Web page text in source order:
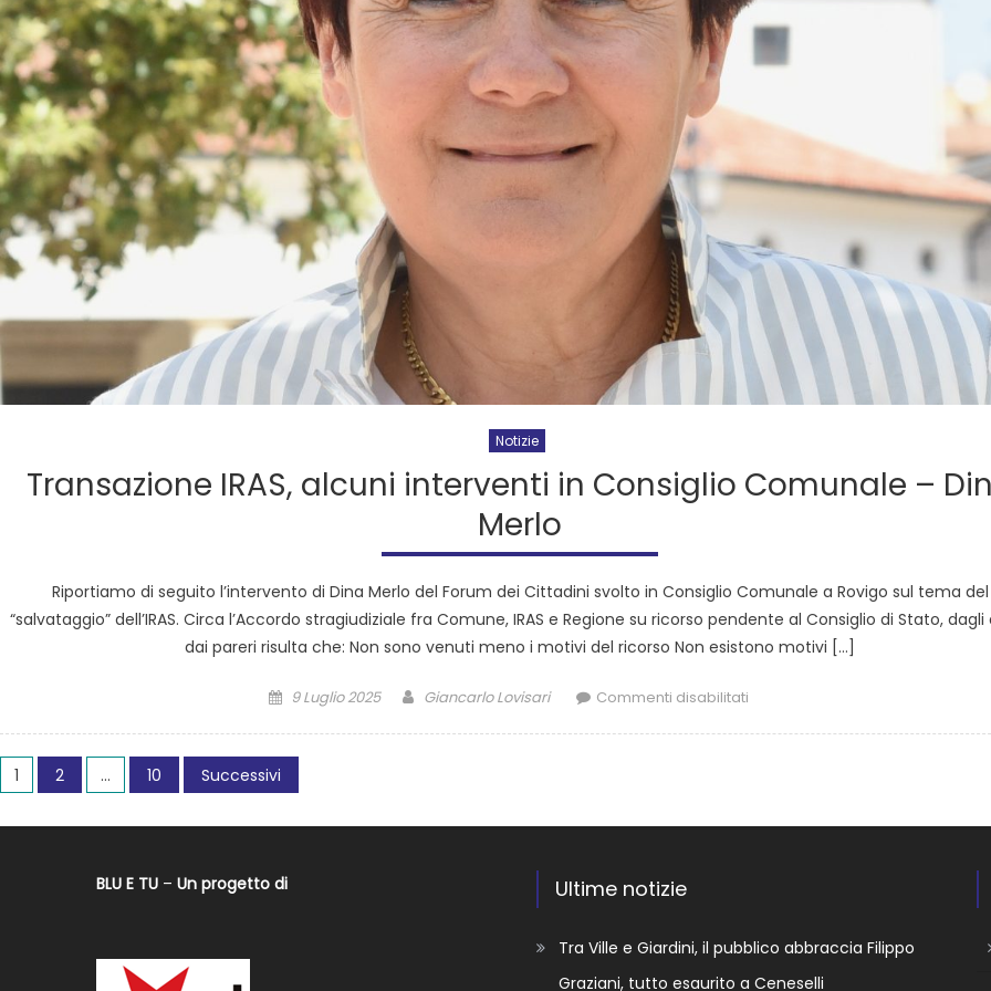
Notizie
Transazione IRAS, alcuni interventi in Consiglio Comunale –
Merlo
Riportiamo di seguito l’intervento di Dina Merlo del Forum dei Cittadini svolto in Consiglio Comunale a Rovigo sul tema del
“salvataggio” dell’IRAS. Circa l’Accordo stragiudiziale fra Comune, IRAS e Regione su ricorso pendente al Consiglio di Stato,
dai pareri risulta che: Non sono venuti meno i motivi del ricorso Non esistono motivi […]
9 Luglio 2025 Giancarlo Lovisari Commenti disabilitati
1 2 … 10 Successivi
BLU E TU –Un progetto di Ultime notizie
Tra Ville e Giardini, il pubblico abbraccia Filippo
Graziani, tutto esaurito a Ceneselli